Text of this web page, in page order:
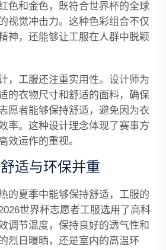
色和金色，既符合世界杯的全球
视觉冲击力。这种色彩组合不仅
神，还能够让工服在人群中脱颖
，工服还注重实用性。设计师为
的衣物尺寸和舒适的面料，确保
愿者能够保持舒适，避免因为衣
率。这种设计理念体现了赛事方
效运作的重视。
适与环保并重
的夏季中能够保持舒适，工服的
世界杯志愿者工服选用了高科
调节温度，保持良好的透气性和
烈日曝晒，还是室内的高温环